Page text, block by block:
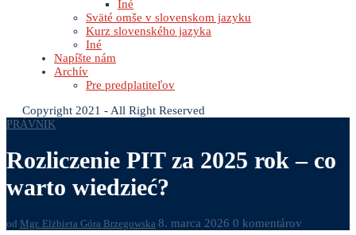
Iné
Sväté omše v slovenskom jazyku
Kurz slovenského jazyka
Iné
Napíšte nám
Archív
Pre predplatiteľov
Copyright 2021 - All Right Reserved
PRÁVNIK
Rozliczenie PIT za 2025 rok – co
warto wiedzieć?
od Mgr. Elżbieta Góra Brzegowska 8. marca 2026 0 komentárov